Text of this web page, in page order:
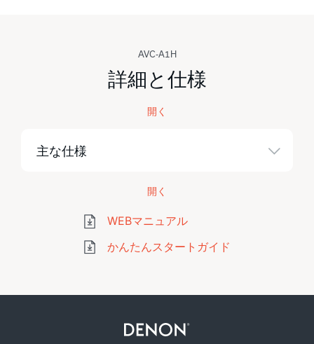
AVC-A1H
詳細と仕様
WEBマニュアル
かんたんスタートガイド
開く
主な仕様
開く